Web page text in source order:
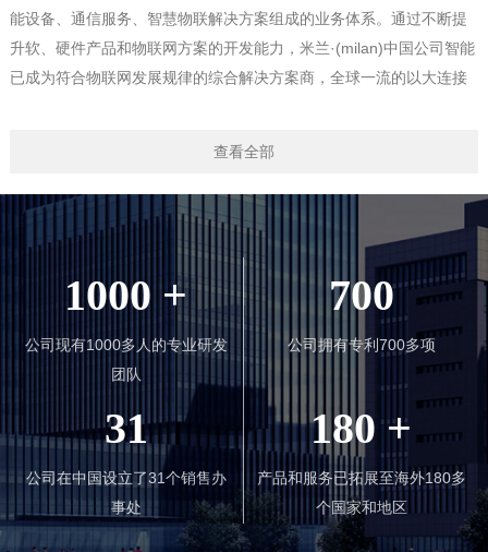
能设备、通信服务、智慧物联解决方案组成的业务体系。通过不断提
升软、硬件产品和物联网方案的开发能力，米兰·(milan)中国公司智能
已成为符合物联网发展规律的综合解决方案商，全球一流的以大连接
销售服务体系，为电信运营商和消费电子、车载、金融、医疗健康、
农业/环境、能源、交通、工业制造等行业客户提供具有智能、安全可
信赖的物联网产品及解决方案，推动产业持续良性发展。
米兰·(milan)中国公司智能将坚持以客户为中心，合作共赢，创新
产业发展模式，持续为客户创造价值。同时米兰·(milan)中国公司智能
高度重视企业社会责任，积极履行企业公民职责，恪守商业规范，推
动我们的客户以及我们自身的可持续发展。
查看全部
1000 +
公司现有1000多人的专业研发
团队
700
公司拥有专利700多项
31
公司在中国设立了31个销售办
事处
180+
产品和服务已拓展至海外180多
个国家和地区